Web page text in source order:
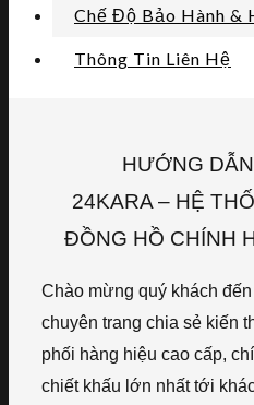
Chế Độ Bảo Hành &
Thông Tin Liên Hệ
HƯỚNG
24KARA – HỆ
ĐỒNG HỒ CHÍNH
Chào mừng quý khách
chuyên trang chia sẻ kiến
phối hàng hiệu cao cấp,
chiết khấu lớn nhất tới